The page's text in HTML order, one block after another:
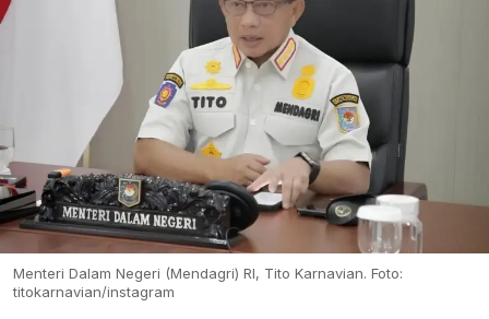
Menteri Dalam Negeri (Mendagri) RI, Tito Karnavian. Foto:
titokarnavian/instagram